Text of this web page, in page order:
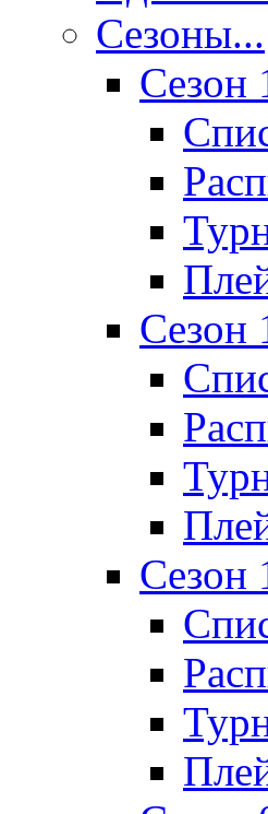
Сезоны...
Сезон
Сезон
Сезон